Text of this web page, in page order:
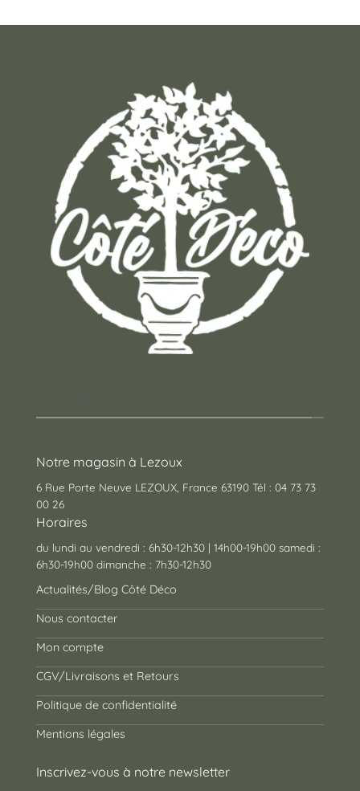
Notre magasin à Lezoux
6 Rue Porte Neuve LEZOUX, France 63190 Tél : 04 73 73
00 26
Horaires
du lundi au vendredi : 6h30-12h30 | 14h00-19h00 samedi :
6h30-19h00 dimanche : 7h30-12h30
Actualités/Blog Côté Déco
Nous contacter
Mon compte
CGV/Livraisons et Retours
Politique de confidentialité
Mentions légales
Inscrivez-vous à notre newsletter